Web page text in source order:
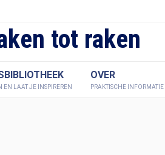
tot raken
EN LAAT JE INSPIREREN
OVER
PRAKTISCHE INFORMATIE